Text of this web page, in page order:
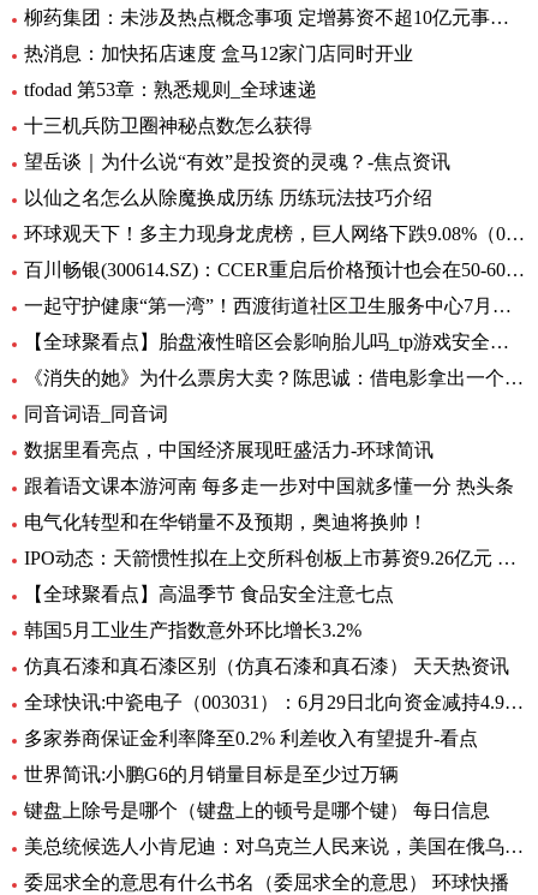
柳药集团：未涉及热点概念事项 定增募资不超10亿元事项目前处于审核阶段 环球速看
热消息：加快拓店速度 盒马12家门店同时开业
tfodad 第53章：熟悉规则_全球速递
十三机兵防卫圈神秘点数怎么获得
望岳谈｜为什么说“有效”是投资的灵魂？-焦点资讯
以仙之名怎么从除魔换成历练 历练玩法技巧介绍
环球观天下！多主力现身龙虎榜，巨人网络下跌9.08%（06-30）
百川畅银(300614.SZ)：CCER重启后价格预计也会在50-60元/吨左右
一起守护健康“第一湾”！西渡街道社区卫生服务中心7月专病门诊一览表出炉_环球滚动
【全球聚看点】胎盘液性暗区会影响胎儿吗_tp游戏安全中心
《消失的她》为什么票房大卖？陈思诚：借电影拿出一个生活的剖面
同音词语_同音词
数据里看亮点，中国经济展现旺盛活力-环球简讯
跟着语文课本游河南 每多走一步对中国就多懂一分 热头条
电气化转型和在华销量不及预期，奥迪将换帅！
IPO动态：天箭惯性拟在上交所科创板上市募资9.26亿元 全球新动态
【全球聚看点】高温季节 食品安全注意七点
韩国5月工业生产指数意外环比增长3.2%
仿真石漆和真石漆区别（仿真石漆和真石漆） 天天热资讯
全球快讯:中瓷电子（003031）：6月29日北向资金减持4.95万股
多家券商保证金利率降至0.2% 利差收入有望提升-看点
世界简讯:小鹏G6的月销量目标是至少过万辆
键盘上除号是哪个（键盘上的顿号是哪个键） 每日信息
美总统候选人小肯尼迪：对乌克兰人民来说，美国在俄乌中扮演的角色很糟糕
委屈求全的意思有什么书名（委屈求全的意思） 环球快播